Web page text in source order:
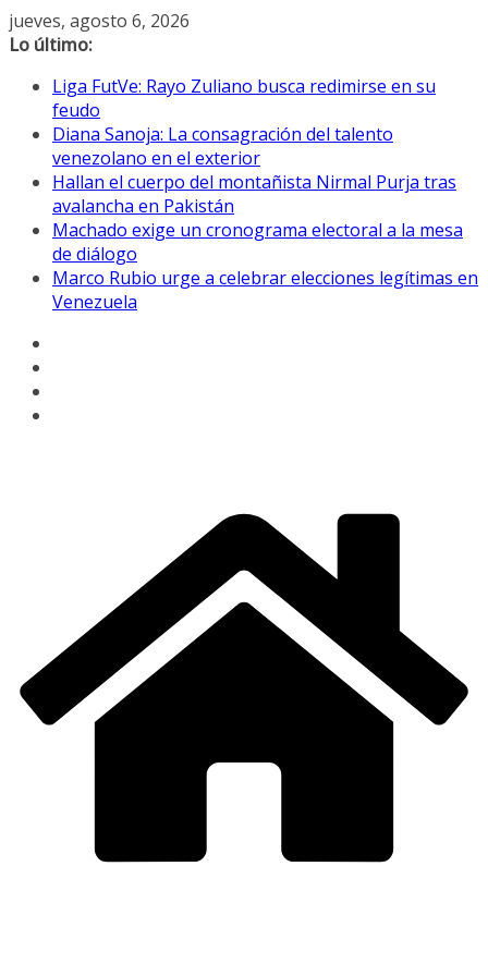
Saltar
al
jueves, agosto 6, 2026
Lo último:
Liga FutVe: Rayo Zuliano busca redimirse en su
feudo
Diana Sanoja: La consagración del talento
venezolano en el exterior
Hallan el cuerpo del montañista Nirmal Purja tras
avalancha en Pakistán
Machado exige un cronograma electoral a la mesa
de diálogo
Marco Rubio urge a celebrar elecciones legítimas en
Venezuela